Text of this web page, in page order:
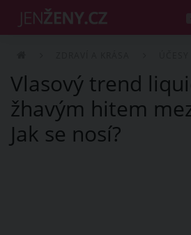
Vlasový trend
žhavým hitem
Jak se nosí?